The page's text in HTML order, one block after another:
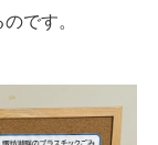
です。